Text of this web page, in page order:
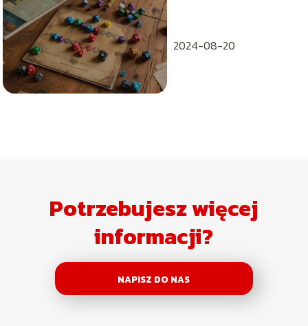
2024-08-20
Potrzebujesz więcej
informacji?
NAPISZ DO NAS